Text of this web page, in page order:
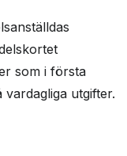
som i första
utgifter.